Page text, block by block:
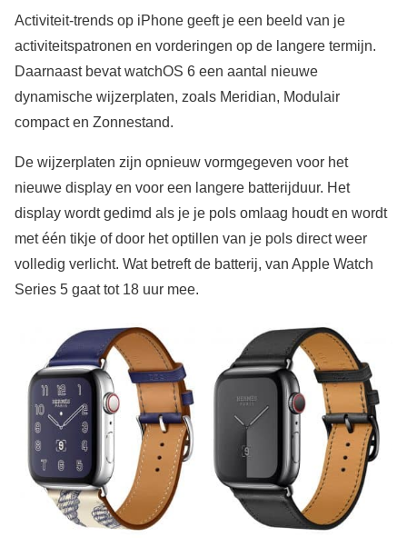
Activiteit-trends op iPhone geeft je een beeld van je
activiteitspatronen en vorderingen op de langere termijn.
Daarnaast bevat watchOS 6 een aantal nieuwe
dynamische wijzerplaten, zoals Meridian, Modulair
compact en Zonnestand.
De wijzerplaten zijn opnieuw vormgegeven voor het
nieuwe display en voor een langere batterijduur. Het
display wordt gedimd als je je pols omlaag houdt en wordt
met één tikje of door het optillen van je pols direct weer
volledig verlicht. Wat betreft de batterij, van Apple Watch
Series 5 gaat tot 18 uur mee.